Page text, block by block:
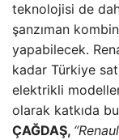
teknolojisi de
şanzıman
yapabilecek.
kadar Türkiye
elektrikli
olarak katkıda
ÇAĞDAŞ,